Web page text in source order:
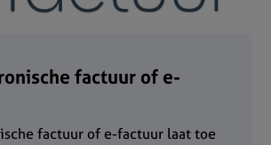
factuur of e-
factuur of e-factuur laat toe